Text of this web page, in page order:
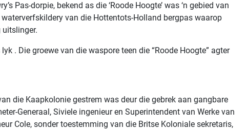
Pas-dorpie, bekend as die ‘Roode Hoogte’ was ‘n gebied van
van die Hottentots-Holland bergpas waarop
uitslinger.
. Die groewe van die waspore teen die “Roode Hoogte” agter
die Kaapkolonie gestrem was deur die gebrek aan gangbare
Generaal, Siviele ingenieur en Superintendent van Werke van
Cole, sonder toestemming van die Britse Koloniale sekretaris,